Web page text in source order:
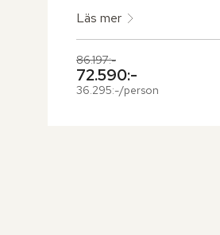
Läs mer
Tidigare pris,
86.197:-
Nuvarande pris,
72.590:-
36.295:-/person